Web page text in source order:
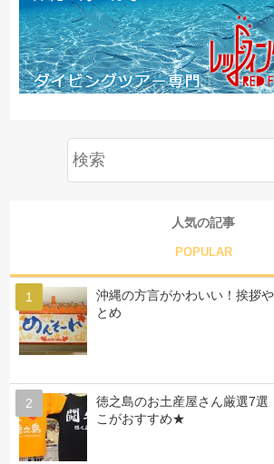
人気の記事
POPULAR
沖縄の方言がかわいい！挨拶
とめ
徳之島のお土産屋さん厳選7選
こがおすすめ★